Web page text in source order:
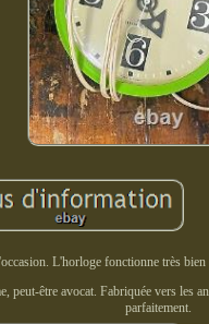
L'horloge fonctionne très
être avocat. Fabriquée vers les
parfaitement.